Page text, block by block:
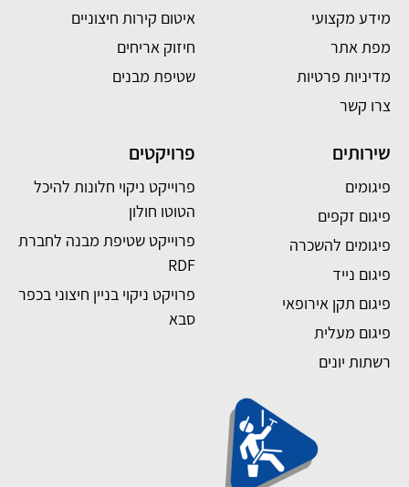
מידע מקצועי
מפת אתר
מדיניות פרטיות
צרו קשר
איטום קירות חיצוניים
חיזוק אריחים
שטיפת מבנים
שירותים
פיגומים
פיגום זקפים
פיגומים להשכרה
פיגום נייד
פיגום תקן אירופאי
פיגום מעלית
רשתות יונים
פרויקטים
פרוייקט ניקוי חלונות להיכל
הטוטו חולון
פרוייקט שטיפת מבנה לחברת
RDF
פרויקט ניקוי בניין חיצוני בכפר
סבא